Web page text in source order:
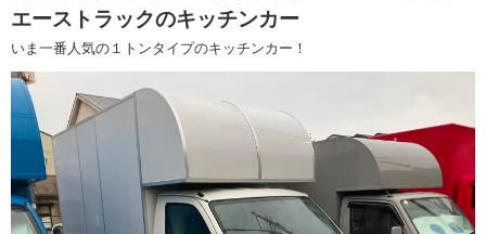
エーストラックのキッチンカー
いま一番人気の１トンタイプのキッチンカー！